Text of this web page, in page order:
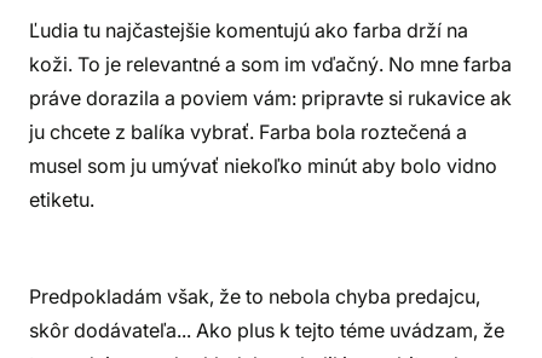
Ľudia tu najčastejšie komentujú ako farba drží na
koži. To je relevantné a som im vďačný. No mne farba
práve dorazila a poviem vám: pripravte si rukavice ak
ju chcete z balíka vybrať. Farba bola roztečená a
musel som ju umývať niekoľko minút aby bolo vidno
etiketu.
Predpokladám však, že to nebola chyba predajcu,
skôr dodávateľa... Ako plus k tejto téme uvádzam, že